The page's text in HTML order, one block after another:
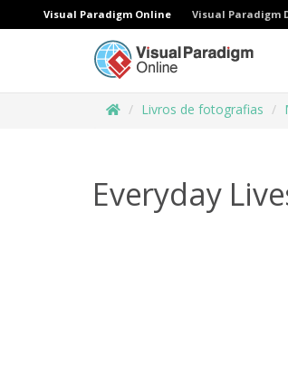
Visual Paradigm Online Visual Paradigm
Livros de fotografias
Everyday